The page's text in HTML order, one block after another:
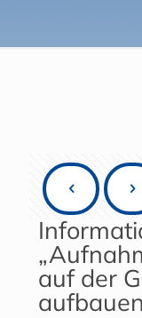
auf der